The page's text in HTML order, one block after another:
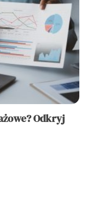
Odkryj